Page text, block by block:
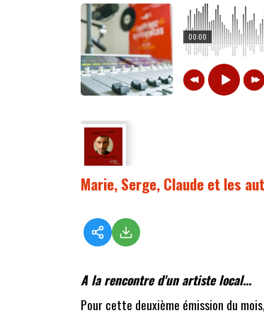
00:00
Marie, Serge, Claude et les
A la rencontre d'un artiste local...
Pour cette deuxième émission du